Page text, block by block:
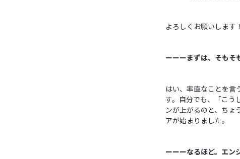
よろしくお願いします！
ーーーまずは、そもそ
はい、率直なことを言
す。自分でも、「こう
ンが上がるのと、ちょ
アが始まりました。
ーーーなるほど。エン